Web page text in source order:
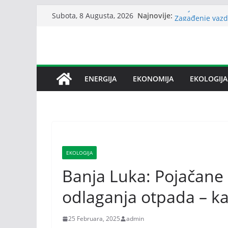
Subota, 8 Augusta, 2026 Najnovije: Srbija:
Sindikat Nove
I zvanično
Slovenije u
ENERGIJA EKONOMIJA EKOLOGIJA
EKOLOGIJA
Banja Luka:
odlaganja otpada –
25 Februara, 2025 admin